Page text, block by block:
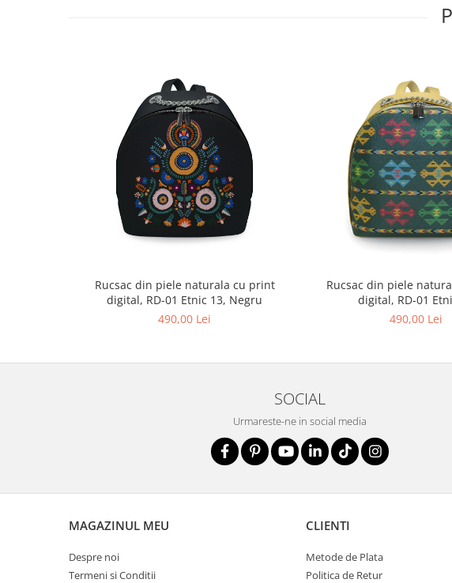
Rucsac din piele naturala cu print
digital, RD-01 Etnic 13, Negru
490,00 Lei
Rucsac din piele
digital, RD-01
490,00 Lei
SOCIAL
Urmareste-ne in social media
MAGAZINUL MEU
Despre noi
Termeni si Conditii
CLIENTI
Metode de Plata
Politica de Retur